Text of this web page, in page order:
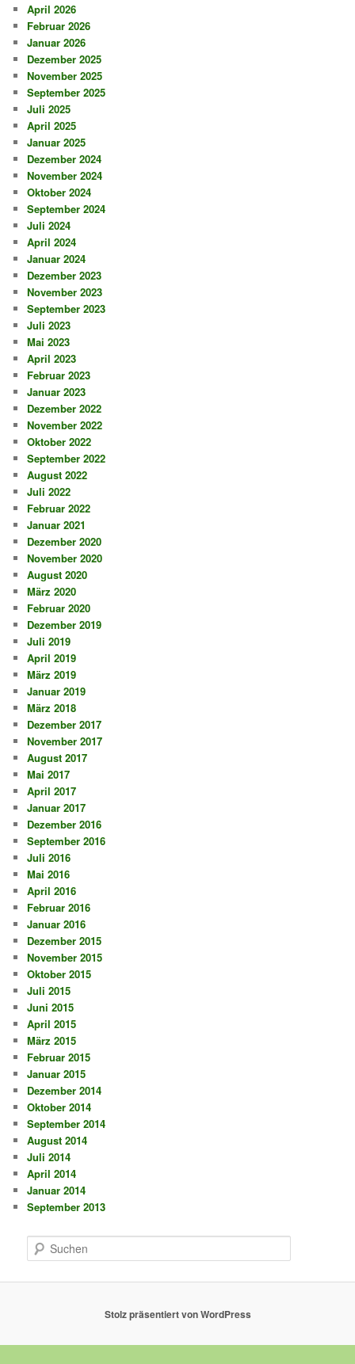
April 2026
Februar 2026
Januar 2026
Dezember 2025
November 2025
September 2025
Juli 2025
April 2025
Januar 2025
Dezember 2024
November 2024
Oktober 2024
September 2024
Juli 2024
April 2024
Januar 2024
Dezember 2023
November 2023
September 2023
Juli 2023
Mai 2023
April 2023
Februar 2023
Januar 2023
Dezember 2022
November 2022
Oktober 2022
September 2022
August 2022
Juli 2022
Februar 2022
Januar 2021
Dezember 2020
November 2020
August 2020
März 2020
Februar 2020
Dezember 2019
Juli 2019
April 2019
März 2019
Januar 2019
März 2018
Dezember 2017
November 2017
August 2017
Mai 2017
April 2017
Januar 2017
Dezember 2016
September 2016
Juli 2016
Mai 2016
April 2016
Februar 2016
Januar 2016
Dezember 2015
November 2015
Oktober 2015
Juli 2015
Juni 2015
April 2015
März 2015
Februar 2015
Januar 2015
Dezember 2014
Oktober 2014
September 2014
August 2014
Juli 2014
April 2014
Januar 2014
September 2013
u
Stolz präsentiert von WordPress